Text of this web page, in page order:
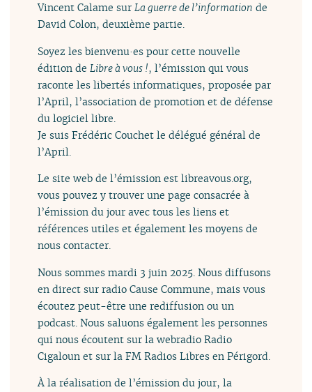
Vincent Calame surLa guerre de l’information de
David Colon, deuxième partie.
Soyez les bienvenu·es pour cette nouvelle
édition deLibre à vous !, l’émission qui vous
raconte les libertés informatiques, proposée par
l’April, l’association de promotion et de défense
du logiciel libre.
Je suis Frédéric Couchet le délégué général de
l’April.
Le site web de l’émission est libreavous.org,
vous pouvez y trouver une page consacrée à
l’émission du jour avec tous les liens et
références utiles et également les moyens de
nous contacter.
Nous sommes mardi 3 juin 2025. Nous diffusons
en direct sur radio Cause Commune, mais vous
écoutez peut-être une rediffusion ou un
podcast. Nous saluons également les personnes
qui nous écoutent sur la webradio Radio
Cigaloun et sur la FM Radios Libres en Périgord.
À la réalisation de l’émission du jour, la